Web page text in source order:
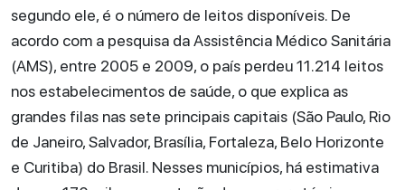
segundo ele, é o número de leitos disponíveis. De
acordo com a pesquisa da Assistência Médico Sanitária
(AMS), entre 2005 e 2009, o país perdeu 11.214 leitos
nos estabelecimentos de saúde, o que explica as
grandes filas nas sete principais capitais (São Paulo, Rio
de Janeiro, Salvador, Brasília, Fortaleza, Belo Horizonte
e Curitiba) do Brasil. Nesses municípios, há estimativa